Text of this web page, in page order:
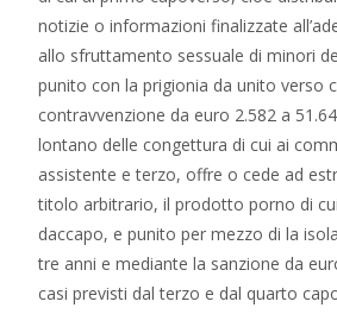
notizie o informazioni finalizzate
allo sfruttamento sessuale di minori
punito con la prigionia da unito verso
contravvenzione da euro 2.582 a
lontano delle congettura di cui ai
assistente e terzo, offre o cede ad
titolo arbitrario, il prodotto porno di
daccapo, e punito per mezzo di la
tre anni e mediante la sanzione da
casi previsti dal terzo e dal quarto